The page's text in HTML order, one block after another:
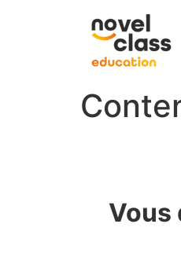
Vous